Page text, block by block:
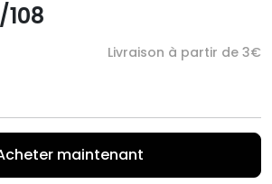
Livraison à partir de 3€
maintenant